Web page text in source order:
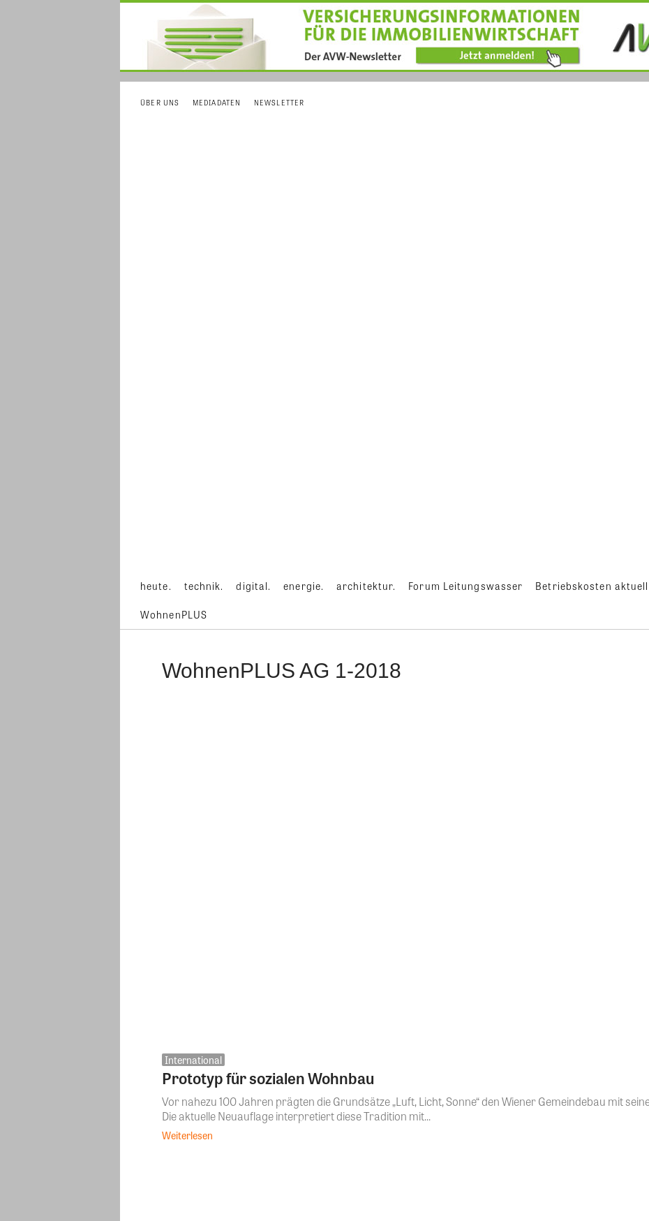
ÜBER UNS MEDIADATEN NEWSLETTER
heute. technik. digital. energie. architektur. Forum Leitungswasser Betriebskosten aktuell
WohnenPLUS
WohnenPLUS AG 1-2018
International
Prototyp für sozialen Wohnbau
Vor nahezu 100 Jahren prägten die Grundsätze „Luft, Licht, Sonne“ den Wiener Gemeindebau mit
Die aktuelle Neuauflage interpretiert diese Tradition mit...
Weiterlesen